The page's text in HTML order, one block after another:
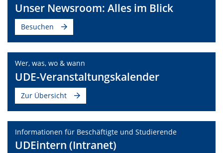
Unser Newsroom: Alles im Blick
Besuchen
Wer, was, wo & wann
UDE-Veranstaltungskalender
Zur Übersicht
Informationen für Beschäftigte und Studierende
UDEintern (Intranet)